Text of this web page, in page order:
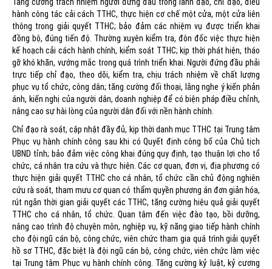
hành công tác cải cách TTHC, thực hiện cơ chế một cửa, một cửa liên
thông trong giải quyết TTHC; bảo đảm các nhiệm vụ được triển khai
đồng bộ, đúng tiến độ. Thường xuyên kiểm tra, đôn đốc việc thực hiện
kế hoạch cải cách hành chính, kiểm soát TTHC; kịp thời phát hiện, tháo
gỡ khó khăn, vướng mắc trong quá trình triển khai. Người đứng đầu phải
trực tiếp chỉ đạo, theo dõi, kiểm tra, chịu trách nhiệm về chất lượng
phục vụ tổ chức, công dân; tăng cường đối thoại, lắng nghe ý kiến phản
ánh, kiến nghị của người dân, doanh nghiệp để có biện pháp điều chỉnh,
nâng cao sự hài lòng của người dân đối với nền hành chính.
Chỉ đạo rà soát, cập nhật đầy đủ, kịp thời danh mục TTHC tại Trung tâm
Phục vụ hành chính công sau khi có Quyết định công bố của Chủ tịch
UBND tỉnh; bảo đảm việc công khai đúng quy định, tạo thuận lợi cho tổ
chức, cá nhân tra cứu và thực hiện. Các cơ quan, đơn vị, địa phương có
thực hiện giải quyết TTHC cho cá nhân, tổ chức cần chủ động nghiên
cứu rà soát, tham mưu cơ quan có thẩm quyền phương án đơn giản hóa,
rút ngắn thời gian giải quyết các TTHC, tăng cường hiệu quả giải quyết
TTHC cho cá nhân, tổ chức. Quan tâm đến việc đào tạo, bồi dưỡng,
nâng cao trình độ chuyên môn, nghiệp vụ, kỹ năng giao tiếp hành chính
cho đội ngũ cán bộ, công chức, viên chức tham gia quá trình giải quyết
hồ sơ TTHC, đặc biệt là đội ngũ cán bộ, công chức, viên chức làm việc
tại Trung tâm Phục vụ hành chính công. Tăng cường kỷ luật, kỷ cương